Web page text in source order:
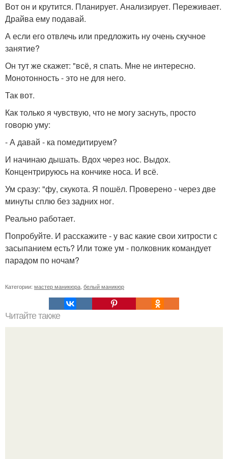
Вот он и крутится. Планирует. Анализирует. Переживает.
Драйва ему подавай.
А если его отвлечь или предложить ну очень скучное
занятие?
Он тут же скажет: "всё, я спать. Мне не интересно.
Монотонность - это не для него.
Так вот.
Как только я чувствую, что не могу заснуть, просто
говорю уму:
- А давай - ка помедитируем?
И начинаю дышать. Вдох через нос. Выдох.
Концентрируюсь на кончике носа. И всё.
Ум сразу: "фу, скукота. Я пошёл. Проверено - через две
минуты сплю без задних ног.
Реально работает.
Попробуйте. И расскажите - у вас какие свои хитрости с
засыпанием есть? Или тоже ум - полковник командует
парадом по ночам?
Категории: мастер маникюра, белый маникюр
Читайте также